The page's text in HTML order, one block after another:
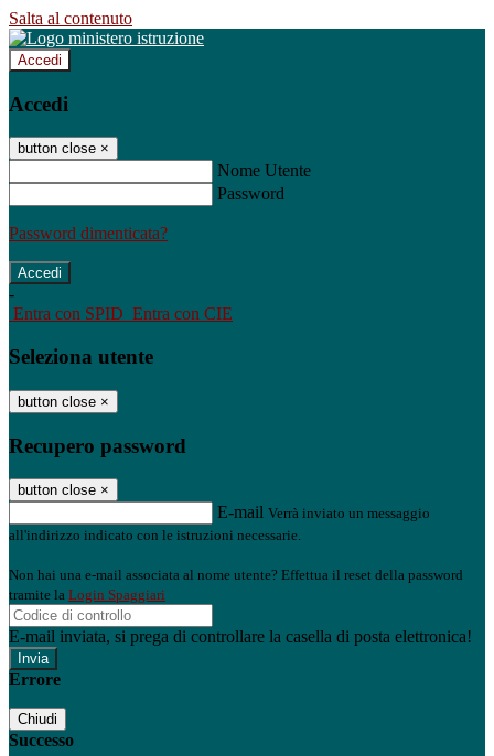
Salta al contenuto
Accedi
Accedi
button close ×
Nome Utente
Password
Password dimenticata?
-
Entra con SPID Entra con CIE
Seleziona utente
button close ×
Recupero password
button close ×
E-mail Verrà inviato un messaggio
all'indirizzo indicato con le istruzioni necessarie.
Non hai una e-mail associata al nome utente? Effettua il reset della password
tramite la Login Spaggiari
E-mail inviata, si prega di controllare la casella di posta elettronica!
Errore
Chiudi
Successo